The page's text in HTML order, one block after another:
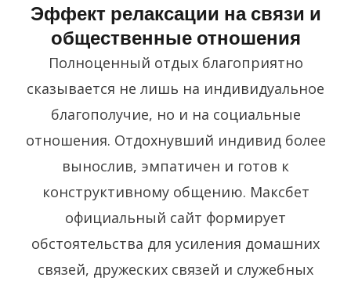
Эффект релаксации на связи и
общественные отношения
Полноценный отдых благоприятно
сказывается не лишь на индивидуальное
благополучие, но и на социальные
отношения. Отдохнувший индивид более
вынослив, эмпатичен и готов к
конструктивному общению. Максбет
официальный сайт формирует
обстоятельства для усиления домашних
связей, дружеских связей и служебных